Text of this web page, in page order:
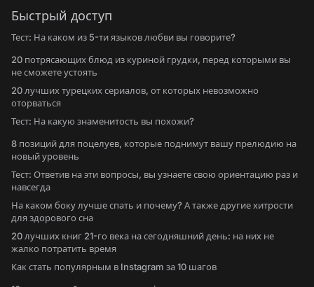
Быстрый доступ
Тест: На каком из 5-ти языков любви вы говорите?
20 потрясающих блюд из куриной грудки, перед которыми вы
не сможете устоять
20 лучших турецких сериалов, от которых невозможно
оторваться
Тест: На какую знаменитость вы похожи?
8 позиций для поцелуев, которые поднимут вашу прелюдию на
новый уровень
Тест: Ответив на эти вопросы, вы узнаете свою ориентацию раз и
навсегда
На каком боку лучше спать и почему? А также другие хитрости
для здорового сна
20 лучших книг 21-го века на сегодняшний день: на них не
жалко потратить время
Как стать популярным в Instagram за 10 шагов